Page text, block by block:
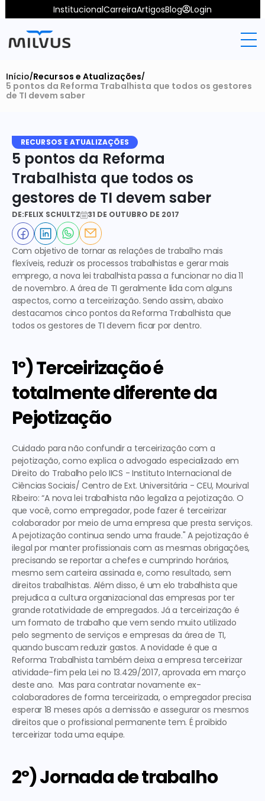
InstitucionalCarreiraArtigosBlog Login
Início/Recursos e Atualizações/
5 pontos da Reforma Trabalhista que todos os gestores
de TI devem saber
RECURSOS E ATUALIZAÇÕES
5 pontos da Reforma
Trabalhista que todos os
gestores de TI devem saber
DE:FELIX SCHULTZ 31 DE OUTUBRO DE 2017
Com objetivo de tornar as relações de trabalho mais
flexíveis, reduzir os processos trabalhistas e gerar mais
emprego, a nova lei trabalhista passa a funcionar no dia 11
de novembro. A área de TI geralmente lida com alguns
aspectos, como a terceirização. Sendo assim, abaixo
destacamos cinco pontos da Reforma Trabalhista que
todos os gestores de TI devem ficar por dentro.
1º) Terceirização é
totalmente diferente da
Pejotização
Cuidado para não confundir a terceirização com a
pejotização, como explica o advogado especializado em
Direito do Trabalho pelo IICS - Instituto Internacional de
Ciências Sociais/ Centro de Ext. Universitária - CEU, Mourival
Ribeiro: “A nova lei trabalhista não legaliza a pejotização. O
que você, como empregador, pode fazer é terceirizar
colaborador por meio de uma empresa que presta serviços.
A pejotização continua sendo uma fraude." A pejotização é
ilegal por manter profissionais com as mesmas obrigações,
precisando se reportar a chefes e cumprindo horários,
mesmo sem carteira assinada e, como resultado, sem
direitos trabalhistas. Além disso, é um elo trabalhista que
prejudica a cultura organizacional das empresas por ter
grande rotatividade de empregados. Já a terceirização é
um formato de trabalho que vem sendo muito utilizado
pelo segmento de serviços e empresas da área de TI,
quando buscam reduzir gastos. A novidade é que a
Reforma Trabalhista também deixa a empresa terceirizar
atividade-fim pela Lei no 13.429/2017, aprovada em março
deste ano.  Mas para contratar novamente ex-
colaboradores de forma terceirizada, o empregador precisa
esperar 18 meses após a demissão e assegurar os mesmos
direitos que o profissional permanente tem. É proibido
terceirizar toda uma equipe.
2º) Jornada de trabalho